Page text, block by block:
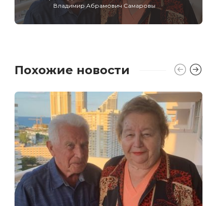
Владимир Абрамович Самаровы
Похожие новости